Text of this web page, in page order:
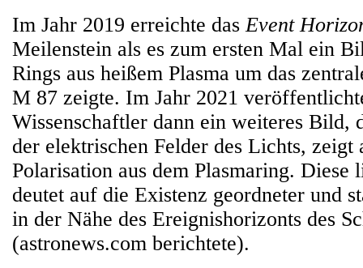
Im Jahr 2019 erreichte dasEvent
Meilenstein als es zum ersten Mal ein
Rings aus heißem Plasma um das
M 87 zeigte. Im Jahr 2021
Wissenschaftler dann ein weiteres Bild,
der elektrischen Felder des Lichts, zeigt
Polarisation aus dem Plasmaring. Diese
deutet auf die Existenz geordneter und
in der Nähe des Ereignishorizonts des
(astronews.com berichtete).